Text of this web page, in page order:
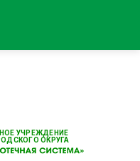
УЧРЕЖДЕНИЕ
ОКРУГА